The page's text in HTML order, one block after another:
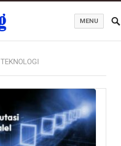
MENU
TEKNOLOGI